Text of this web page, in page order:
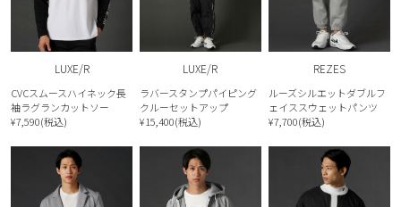
LUXE/R
CVCスムースハイネック長
袖ラグランカットソー
¥7,590(税込)
LUXE/R
ラバースタンプパイピング
クルーセットアップ
¥15,400(税込)
REZES
ルーズシルエットダブルフ
ェイススウェットパンツ
¥7,700(税込)